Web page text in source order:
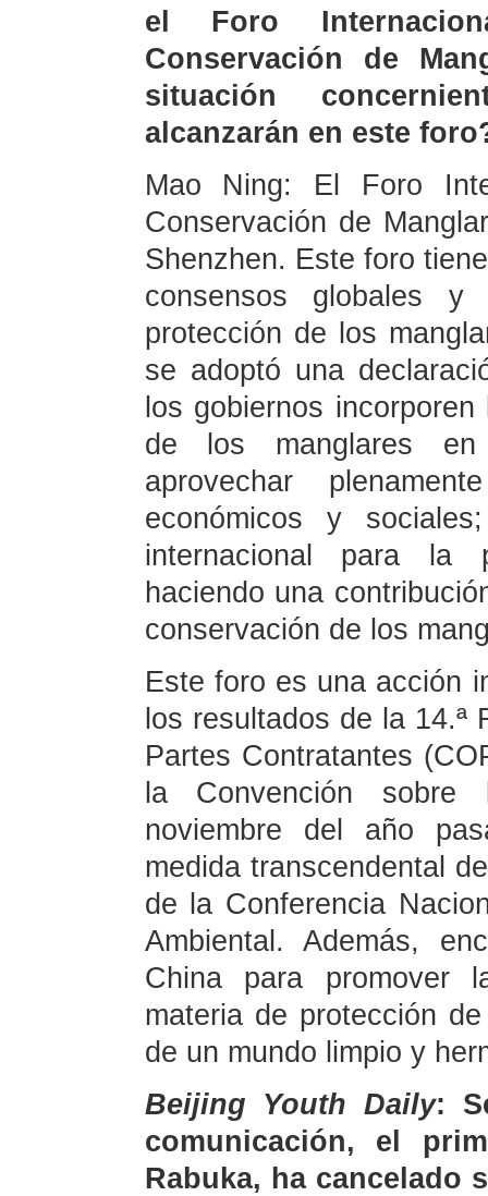
el Foro
Conservación de
situación
alcanzarán en este
Mao Ning: El Foro
Conservación de
Shenzhen. Este foro
consensos globales y
protección de los
se adoptó una
los gobiernos
de los manglares
aprovechar
económicos y
internacional para la
haciendo una
conservación de los
Este foro es una acción
los resultados de la
Partes Contratantes
la Convención sobre
noviembre del año
medida transcendental
de la Conferencia
Ambiental. Además,
China para promover
materia de protección
de un mundo limpio y
Beijing Youth Daily:
comunicación, el
Rabuka, ha cancelado